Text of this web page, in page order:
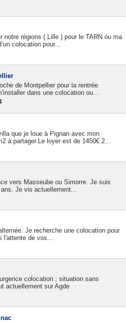
notre régions ( Lille ) pour le TARN ou ma
colocation pour...
de Montpellier pour la rentrée
dans une colocation ou...
que je loue à Pignan avec mon
à partager.Le loyer est de 1450€:2...
vers Masseube ou Simorre. Je suis
Je vis actuellement...
Je recherche une colocation pour
l'attente de vos...
colocation ; situation sans
actuellement sur Agde